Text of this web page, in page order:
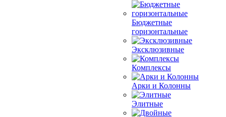
Бюджетные
горизонтальные
Эксклюзивные
Комплексы
Арки и Колонны
Элитные